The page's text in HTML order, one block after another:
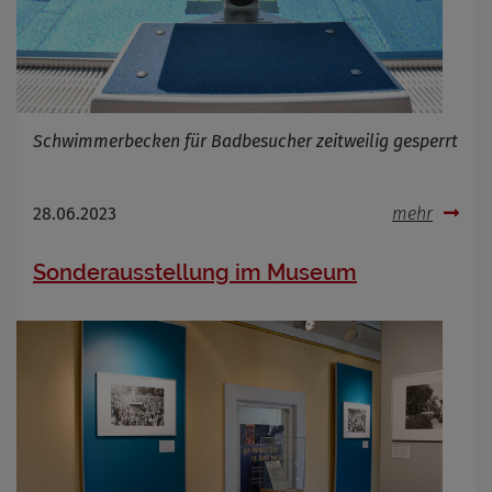
Schwimmerbecken für Badbesucher zeitweilig gesperrt
28.06.2023 mehr
Sonderausstellung im Museum